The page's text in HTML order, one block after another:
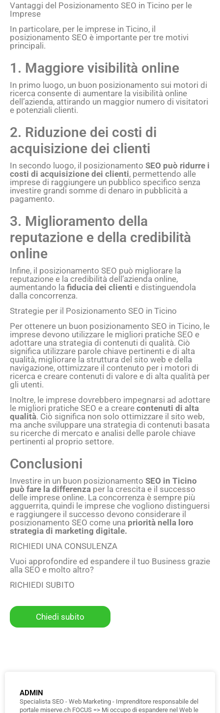
Vantaggi del Posizionamento SEO in Ticino per le
Imprese
In particolare, per le imprese in Ticino, il
posizionamento SEO è importante per tre motivi
principali.
1. Maggiore visibilità online
In primo luogo, un buon posizionamento sui motori di
ricerca consente di aumentare la visibilità online
dell’azienda, attirando un maggior numero di visitatori
e potenziali clienti.
2. Riduzione dei costi di
acquisizione dei clienti
In secondo luogo, il posizionamento SEO può ridurre i
costi di acquisizione dei clienti, permettendo alle
imprese di raggiungere un pubblico specifico senza
investire grandi somme di denaro in pubblicità a
pagamento.
3. Miglioramento della
reputazione e della credibilità
online
Infine, il posizionamento SEO può migliorare la
reputazione e la credibilità dell’azienda online,
aumentando la fiducia dei clienti e distinguendola
dalla concorrenza.
Strategie per il Posizionamento SEO in Ticino
Per ottenere un buon posizionamento SEO in Ticino, le
imprese devono utilizzare le migliori pratiche SEO e
adottare una strategia di contenuti di qualità. Ciò
significa utilizzare parole chiave pertinenti e di alta
qualità, migliorare la struttura del sito web e della
navigazione, ottimizzare il contenuto per i motori di
ricerca e creare contenuti di valore e di alta qualità per
gli utenti.
Inoltre, le imprese dovrebbero impegnarsi ad adottare
le migliori pratiche SEO e a creare contenuti di alta
qualità. Ciò significa non solo ottimizzare il sito web,
ma anche sviluppare una strategia di contenuti basata
su ricerche di mercato e analisi delle parole chiave
pertinenti al proprio settore.
Conclusioni
Investire in un buon posizionamento SEO in Ticino
può fare la differenza per la crescita e il successo
delle imprese online. La concorrenza è sempre più
agguerrita, quindi le imprese che vogliono distinguersi
e raggiungere il successo devono considerare il
posizionamento SEO come una priorità nella loro
strategia di marketing digitale.
RICHIEDI UNA CONSULENZA
Vuoi approfondire ed espandere il tuo Business grazie
alla SEO e molto altro?
RICHIEDI SUBITO
Chiedi subito
ADMIN
Specialista SEO - Web Marketing - Imprenditore responsabile del
portale miserve.ch FOCUS => Mi occupo di espandere nel Web le